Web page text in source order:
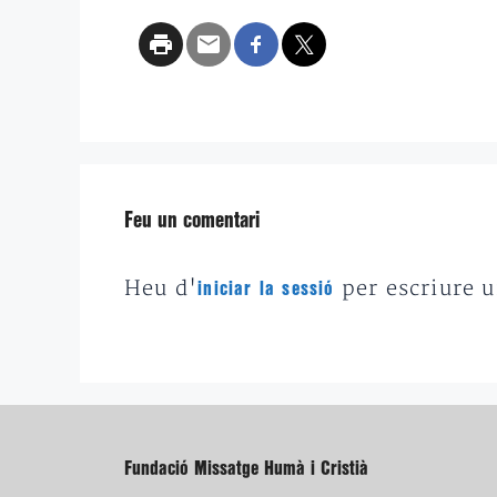
Feu un comentari
Heu d'iniciar la sessió per escriure
Fundació Missatge Humà i Cristià